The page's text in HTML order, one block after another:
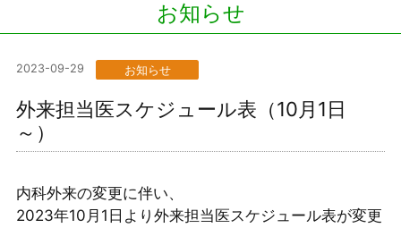
お知らせ
2023-09-29 お知らせ
外来担当医スケジュール表（10月1日
～）
内科外来の変更に伴い、
2023年10月1日より外来担当医スケジュール表が変更